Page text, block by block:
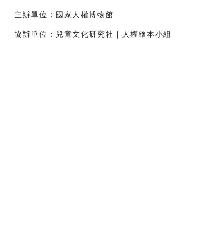
主辦單位：國家人權博物館
協辦單位：兒童文化研究社｜人權繪本小組